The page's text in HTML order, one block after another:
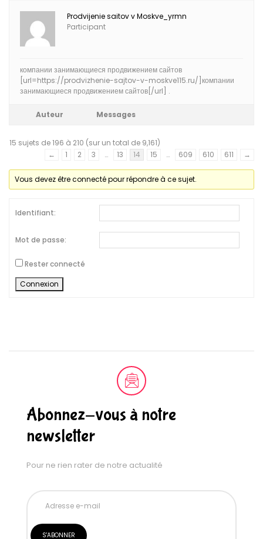
Prodvijenie saitov v Moskve_yrmn
Participant
компании занимающиеся продвижением сайтов
[url=https://prodvizhenie-sajtov-v-moskve115.ru/]компании
занимающиеся продвижением сайтов[/url] .
Auteur Messages
15 sujets de 196 à 210 (sur un total de 9,161)
←
1 2 3 … 13 14 15 … 609 610 611 →
Vous devez être connecté pour répondre à ce sujet.
Identifiant:
Mot de passe:
Rester connecté
Connexion
Abonnez-vous à notre
newsletter
Pour ne rien rater de notre actualité